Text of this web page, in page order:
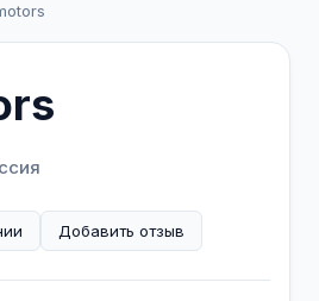
Добавить отзыв